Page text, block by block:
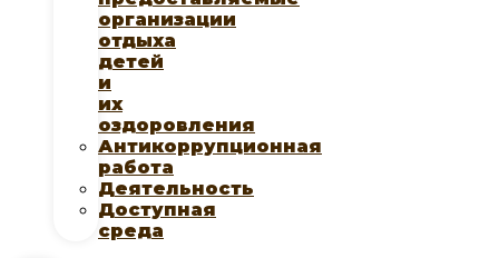
организации
отдыха
детей
и
их
оздоровления
Антикоррупционная
работа
Деятельность
Доступная
среда